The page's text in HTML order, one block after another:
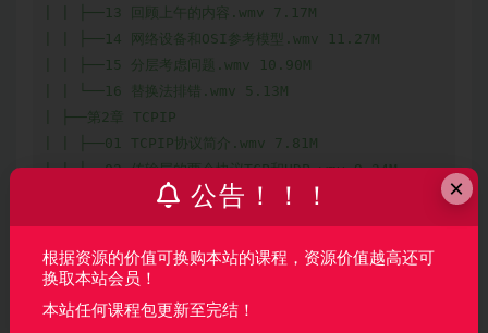
×
公告！！！
根据资源的价值可换购本站的课程，资源价值越高还可
换取本站会员！
本站任何课程包更新至完结！